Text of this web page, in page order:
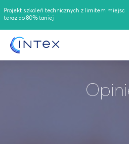
Projekt szkoleń technicznych z limitem miejsc
teraz do 80% taniej